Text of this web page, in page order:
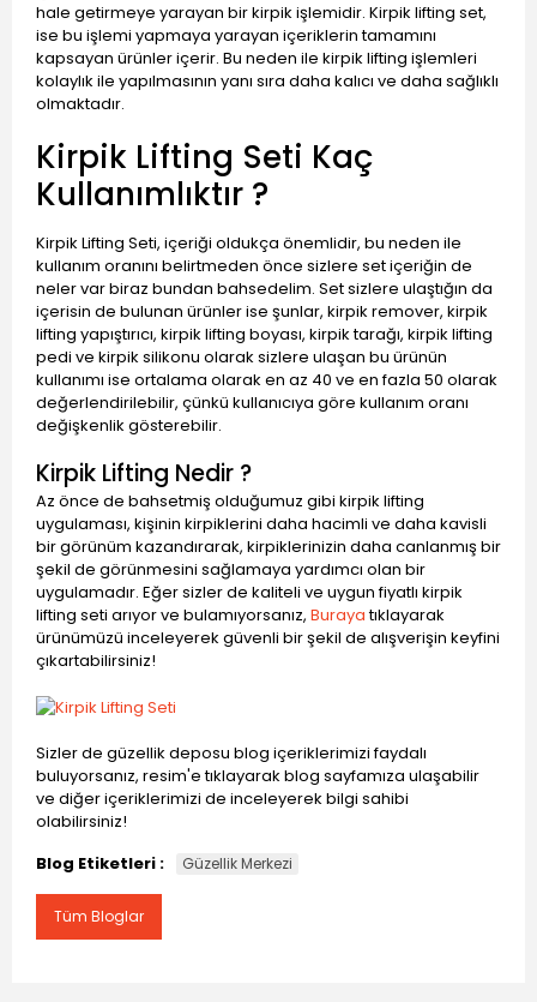
hale getirmeye yarayan bir kirpik işlemidir. Kirpik lifting set,
ise bu işlemi yapmaya yarayan içeriklerin tamamını
kapsayan ürünler içerir. Bu neden ile kirpik lifting işlemleri
kolaylık ile yapılmasının yanı sıra daha kalıcı ve daha sağlıklı
olmaktadır.
Kirpik Lifting Seti Kaç
Kullanımlıktır ?
Kirpik Lifting Seti, içeriği oldukça önemlidir, bu neden ile
kullanım oranını belirtmeden önce sizlere set içeriğin de
neler var biraz bundan bahsedelim. Set sizlere ulaştığın da
içerisin de bulunan ürünler ise şunlar, kirpik remover, kirpik
lifting yapıştırıcı, kirpik lifting boyası, kirpik tarağı, kirpik lifting
pedi ve kirpik silikonu olarak sizlere ulaşan bu ürünün
kullanımı ise ortalama olarak en az 40 ve en fazla 50 olarak
değerlendirilebilir, çünkü kullanıcıya göre kullanım oranı
değişkenlik gösterebilir.
Kirpik Lifting Nedir ?
Az önce de bahsetmiş olduğumuz gibi kirpik lifting
uygulaması, kişinin kirpiklerini daha hacimli ve daha kavisli
bir görünüm kazandırarak, kirpiklerinizin daha canlanmış bir
şekil de görünmesini sağlamaya yardımcı olan bir
uygulamadır. Eğer sizler de kaliteli ve uygun fiyatlı kirpik
lifting seti arıyor ve bulamıyorsanız, Burayatıklayarak
ürünümüzü inceleyerek güvenli bir şekil de alışverişin keyfini
çıkartabilirsiniz!
Sizler de güzellik deposu blog içeriklerimizi faydalı
buluyorsanız, resim'e tıklayarak blog sayfamıza ulaşabilir
ve diğer içeriklerimizi de inceleyerek bilgi sahibi
olabilirsiniz!
Blog Etiketleri :
Güzellik Merkezi
Tüm Bloglar